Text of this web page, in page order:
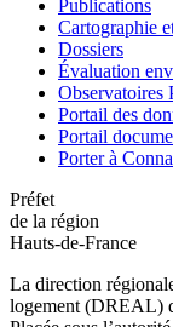
Publications
Cartographie
Dossiers
Évaluation
Observatoires
Portail des
Portail
Porter à
Préfet
de la région
Hauts-de-France
La direction
logement (DREAL)